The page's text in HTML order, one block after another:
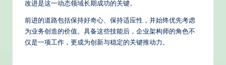
改进是这一动态领域长期成功的关键。
前进的道路包括保持好奇心、保持适应性，并始终优先考虑
为业务创造的价值。具备这些技能后，企业架构师的角色不
仅是一项工作，更成为创新与稳定的关键推动力。